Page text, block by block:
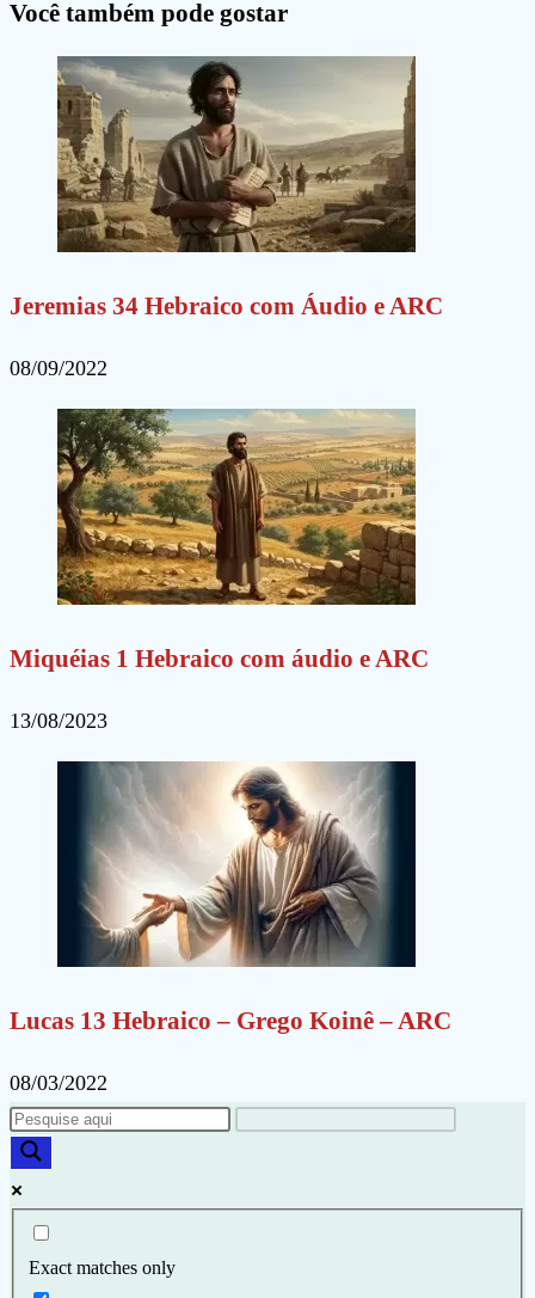
comentar
comentar
(opcional)
Você também pode gostar
Jeremias 34 Hebraico com Áudio e ARC
08/09/2022
Miquéias 1 Hebraico com áudio e ARC
13/08/2023
Lucas 13 Hebraico – Grego Koinê – ARC
08/03/2022
Exact matches only